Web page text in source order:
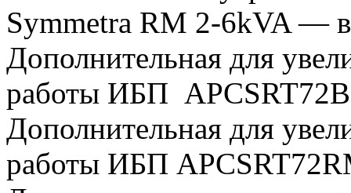
Symmetra RM 2-6kVA —
Дополнительная для
работы ИБП
Дополнительная для
работы ИБП